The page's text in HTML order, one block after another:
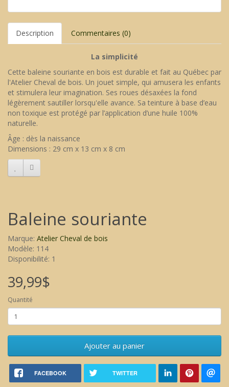
Description Commentaires (0)
La simplicité
Cette baleine souriante en bois est durable et fait au Québec par
l'Atelier Cheval de bois. Un jouet simple, qui amusera les enfants
et stimulera leur imagination. Ses roues désaxées la fond
légèrement sautiller lorsqu'elle avance. Sa teinture à base d’eau
non toxique est protégé par l’application d’une huile 100%
naturelle.
Âge : dès la naissance
Dimensions : 29 cm x 13 cm x 8 cm
Baleine souriante
Marque: Atelier Cheval de bois
Modèle: 114
Disponibilité: 1
39,99$
Quantité
Ajouter au panier
FACEBOOK TWITTER